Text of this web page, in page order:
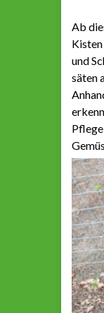
Ab
und
säten